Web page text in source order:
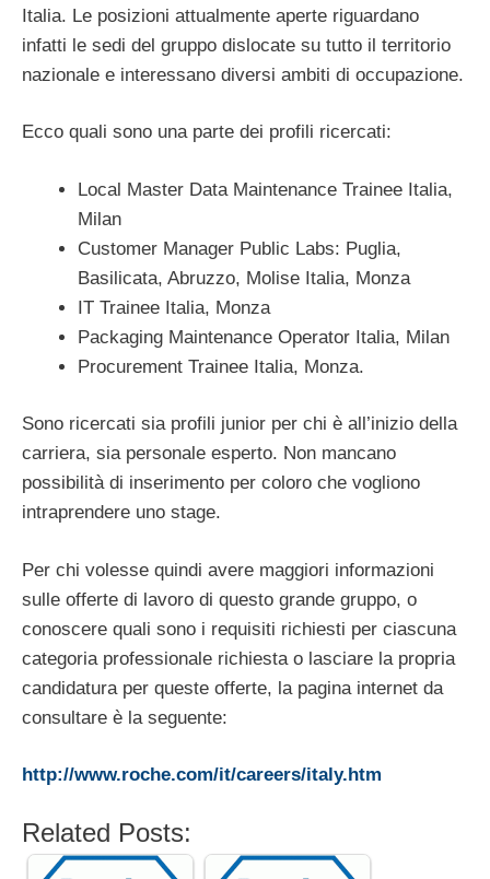
Italia. Le posizioni attualmente aperte riguardano
infatti le sedi del gruppo dislocate su tutto il territorio
nazionale e interessano diversi ambiti di occupazione.
Ecco quali sono una parte dei profili ricercati:
Local Master Data Maintenance Trainee Italia,
Milan
Customer Manager Public Labs: Puglia,
Basilicata, Abruzzo, Molise Italia, Monza
IT Trainee Italia, Monza
Packaging Maintenance Operator Italia, Milan
Procurement Trainee Italia, Monza.
Sono ricercati sia profili junior per chi è all’inizio della
carriera, sia personale esperto. Non mancano
possibilità di inserimento per coloro che vogliono
intraprendere uno stage.
Per chi volesse quindi avere maggiori informazioni
sulle offerte di lavoro di questo grande gruppo, o
conoscere quali sono i requisiti richiesti per ciascuna
categoria professionale richiesta o lasciare la propria
candidatura per queste offerte, la pagina internet da
consultare è la seguente:
http://www.roche.com/it/careers/italy.htm
Related Posts: